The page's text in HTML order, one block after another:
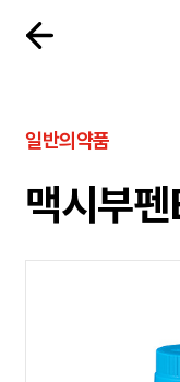
일반의약품
맥시부